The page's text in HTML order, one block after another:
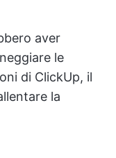
aver
le
di ClickUp, il
la